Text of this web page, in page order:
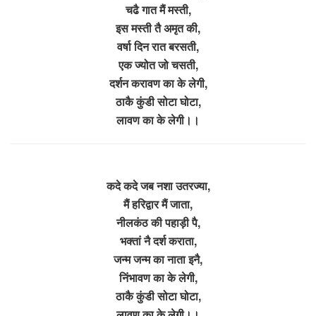
चढै गात मैं मस्ती,
इस मस्ती तै अमृत की,
वर्षा दिन रात बरसती,
एक ज्योत जो चसती,
दर्शन करावण का के लेगी,
ठाकै कुंडी सोटा घोटा,
लावण का के लेगी।।
कदे कदे जब नशा उतरज्या,
मैं हरिद्वार मैं जाता,
नीलकंठ की पहाड़ी पै,
भक्तां नै दर्श कराता,
जन्म जन्म का नाता इनै,
निंभावण का के लेगी,
ठाकै कुंडी सोटा घोटा,